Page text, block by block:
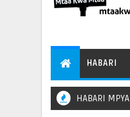
HABARI
HABARI MPYA